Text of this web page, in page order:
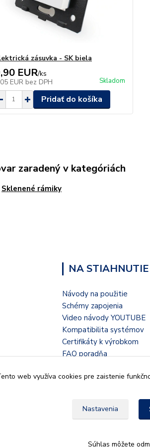
zásuvka - SK biela
EUR/ks
EUR bez DPH Skladom
Pridať do košíka
zaradený v kategóriách
Sklenené rámiky
NA STIAHNUTIE
Návody na použitie
Schémy zapojenia
Video návody YOUTUBE
Kompatibilita systémov
Certifikáty k výrobkom
FAQ poradňa
web využíva cookies pre zaistenie
Nastavenia
Súhlas môžete